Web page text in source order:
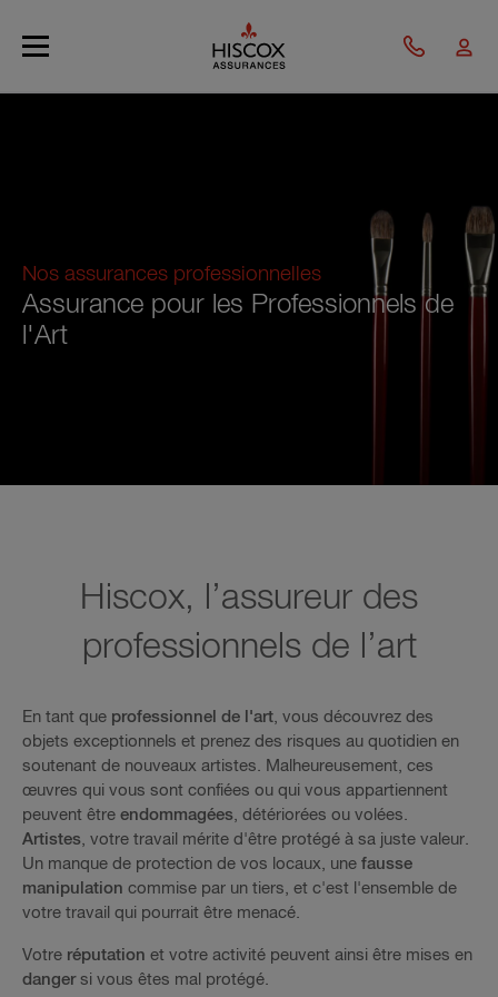
This is a child page of the
Nos assurances professionnellespage.
Assurance pour les Professionnels de
l'Art
Hiscox, l’assureur des
professionnels de l’art
En tant que professionnel de l'art, vous découvrez des
objets exceptionnels et prenez des risques au quotidien en
soutenant de nouveaux artistes. Malheureusement, ces
œuvres qui vous sont confiées ou qui vous appartiennent
peuvent être endommagées, détériorées ou volées.
Artistes, votre travail mérite d'être protégé à sa juste valeur.
Un manque de protection de vos locaux, une fausse
manipulation commise par un tiers, et c'est l'ensemble de
votre travail qui pourrait être menacé.
Votre réputation et votre activité peuvent ainsi être mises en
danger si vous êtes mal protégé.